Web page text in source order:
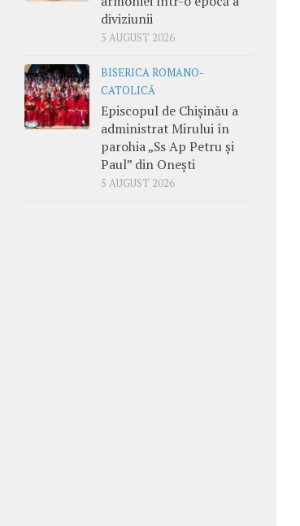
diviziunii
5 AUGUST 2026
BISERICA ROMANO-
CATOLICĂ
Episcopul de Chișinău a
administrat Mirului în
parohia „Ss Ap Petru și
Paul” din Onești
5 AUGUST 2026